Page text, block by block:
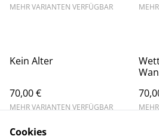
MEHR VARIANTEN VERFÜGBAR
Kein Alter
70,00 €
MEHR VARIANTEN VERFÜGBAR
Cookies